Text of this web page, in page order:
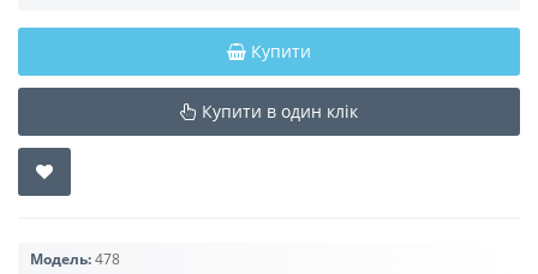
Купити
Купити в один клік
Модель:478